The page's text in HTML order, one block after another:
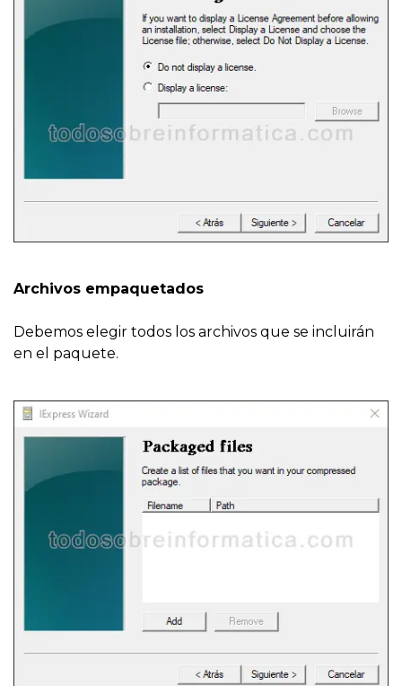
Archivos empaquetados
Debemos elegir todos los archivos que se incluirán
en el paquete.